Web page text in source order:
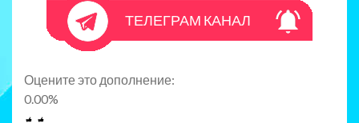
ТЕЛЕГРАМ КАНАЛ
Оцените это дополнение:
0.00%